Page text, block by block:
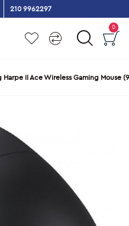
210 9962297
0
Harpe II Ace Wireless Gaming Mouse